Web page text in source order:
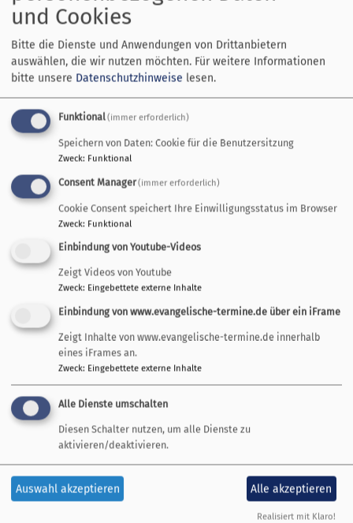
Mi, 9.9. 9:30-10 Uhr
Baby-Kirchenlieder-Singen
Pfarrerin Maral Zahed
und Cookies
Bitte die Dienste und Anwendungen von Drittanbietern
auswählen, die wir nutzen möchten. Für weitere Informationen
bitte unsere Datenschutzhinweise lesen.
Funktional(immer erforderlich)
Speichern von Daten: Cookie für die Benutzersitzung
Zweck: Funktional
Consent Manager(immer erforderlich)
Cookie Consent speichert Ihre Einwilligungsstatus im Browser
Zweck: Funktional
Einbindung von Youtube-Videos
Zeigt Videos von Youtube
Zweck: Eingebettete externe Inhalte
Einbindung von www.evangelische-termine.de über ein iFrame
Zeigt Inhalte von www.evangelische-termine.de innerhalb
eines iFrames an.
Zweck: Eingebettete externe Inhalte
Alle Dienste umschalten
Diesen Schalter nutzen, um alle Dienste zu
aktivieren/deaktivieren.
Auswahl akzeptieren Alle akzeptieren
Realisiert mit Klaro!